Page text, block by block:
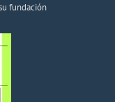
fundación